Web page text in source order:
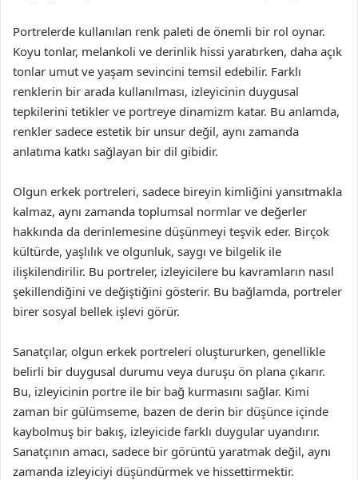
Portrelerde kullanılan renk paleti de önemli bir rol oynar.
Koyu tonlar, melankoli ve derinlik hissi yaratırken, daha açık
tonlar umut ve yaşam sevincini temsil edebilir. Farklı
renklerin bir arada kullanılması, izleyicinin duygusal
tepkilerini tetikler ve portreye dinamizm katar. Bu anlamda,
renkler sadece estetik bir unsur değil, aynı zamanda
anlatıma katkı sağlayan bir dil gibidir.
Olgun erkek portreleri, sadece bireyin kimliğini yansıtmakla
kalmaz, aynı zamanda toplumsal normlar ve değerler
hakkında da derinlemesine düşünmeyi teşvik eder. Birçok
kültürde, yaşlılık ve olgunluk, saygı ve bilgelik ile
ilişkilendirilir. Bu portreler, izleyicilere bu kavramların nasıl
şekillendiğini ve değiştiğini gösterir. Bu bağlamda, portreler
birer sosyal bellek işlevi görür.
Sanatçılar, olgun erkek portreleri oluştururken, genellikle
belirli bir duygusal durumu veya duruşu ön plana çıkarır.
Bu, izleyicinin portre ile bir bağ kurmasını sağlar. Kimi
zaman bir gülümseme, bazen de derin bir düşünce içinde
kaybolmuş bir bakış, izleyicide farklı duygular uyandırır.
Sanatçının amacı, sadece bir görüntü yaratmak değil, aynı
zamanda izleyiciyi düşündürmek ve hissettirmektir.